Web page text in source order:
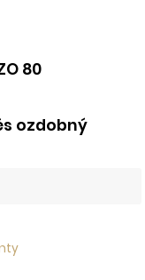
80
ozdobný